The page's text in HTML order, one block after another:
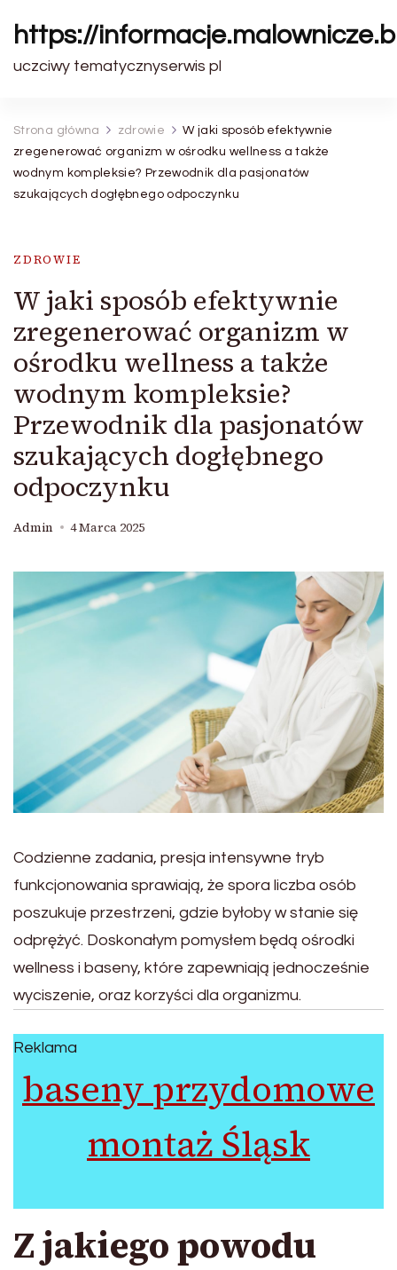
https://
uczciwy tematycznyserwis pl
Strona główna zdrowie
W jaki sposób efektywnie
zregenerować organizm w ośrodku wellness a także
wodnym kompleksie? Przewodnik dla pasjonatów
szukających dogłębnego odpoczynku
ZDROWIE
W jaki sposób efektywnie
zregenerować organizm w
ośrodku wellness a także
wodnym kompleksie?
Przewodnik dla pasjonatów
szukających dogłębnego
odpoczynku
Admin 4 Marca 2025
Codzienne zadania, presja intensywne tryb
funkcjonowania sprawiają, że spora liczba osób
poszukuje przestrzeni, gdzie byłoby w stanie się
odprężyć. Doskonałym pomysłem będą ośrodki
wellness i baseny, które zapewniają jednocześnie
wyciszenie, oraz korzyści dla organizmu.
Reklama
baseny przydomowe
montaż Śląsk
Z jakiego powodu